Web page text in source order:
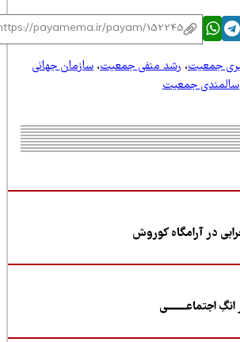
،رشد منفی جمعیت،سازمان جهانی
جمعیت
آرامگاه کوروش